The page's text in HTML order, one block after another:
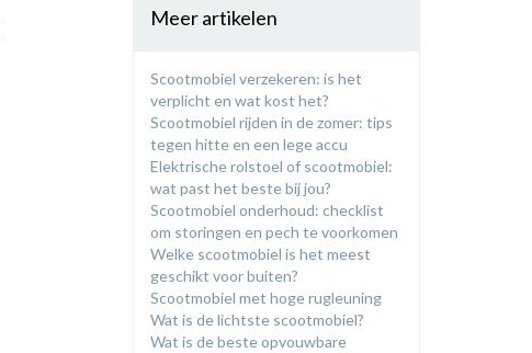
Meer artikelen
Scootmobiel verzekeren: is het
verplicht en wat kost het?
Scootmobiel rijden in de zomer: tips
tegen hitte en een lege accu
Elektrische rolstoel of scootmobiel:
wat past het beste bij jou?
​Scootmobiel onderhoud: checklist
om storingen en pech te voorkomen
​Welke scootmobiel is het meest
geschikt voor buiten?
​Scootmobiel met hoge rugleuning
​Wat is de lichtste scootmobiel?
Wat is de beste opvouwbare